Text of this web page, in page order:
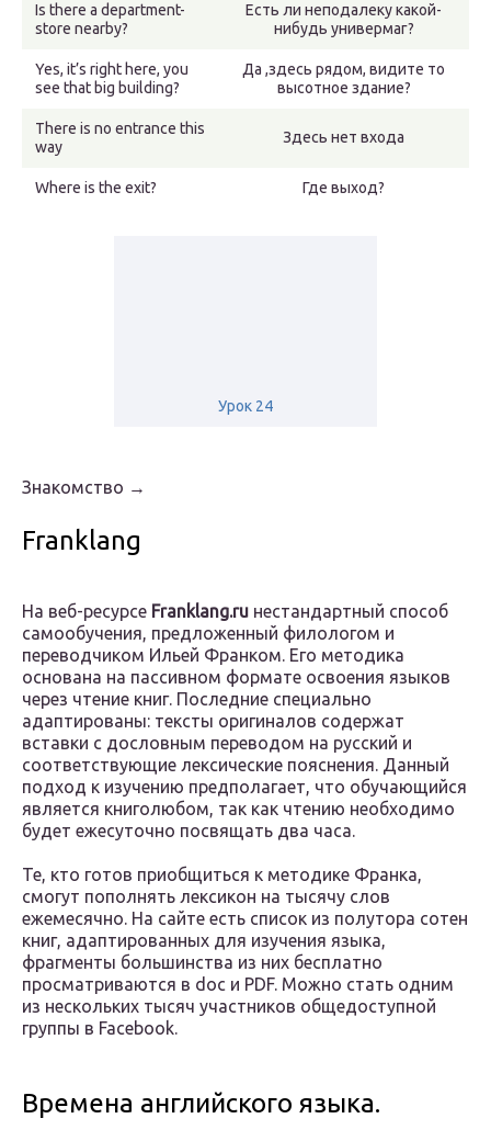
Is there a department-
store nearby?
Есть ли неподалеку какой-
нибудь универмаг?
Yes, it’s right here, you
see that big building?
Да ,здесь рядом, видите то
высотное здание?
There is no entrance this
way
Здесь нет входа
Where is the exit? Где выход?
Урок 24
Знакомство →
Franklang
На веб-ресурсе Franklang.ru нестандартный способ
самообучения, предложенный филологом и
переводчиком Ильей Франком. Его методика
основана на пассивном формате освоения языков
через чтение книг. Последние специально
адаптированы: тексты оригиналов содержат
вставки с дословным переводом на русский и
соответствующие лексические пояснения. Данный
подход к изучению предполагает, что обучающийся
является книголюбом, так как чтению необходимо
будет ежесуточно посвящать два часа.
Те, кто готов приобщиться к методике Франка,
смогут пополнять лексикон на тысячу слов
ежемесячно. На сайте есть список из полутора сотен
книг, адаптированных для изучения языка,
фрагменты большинства из них бесплатно
просматриваются в doc и PDF. Можно стать одним
из нескольких тысяч участников общедоступной
группы в Facebook.
Времена английского языка.